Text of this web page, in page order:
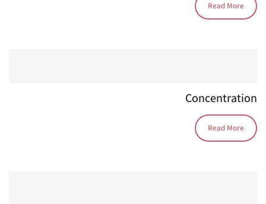
Read More
Concentration
Read More